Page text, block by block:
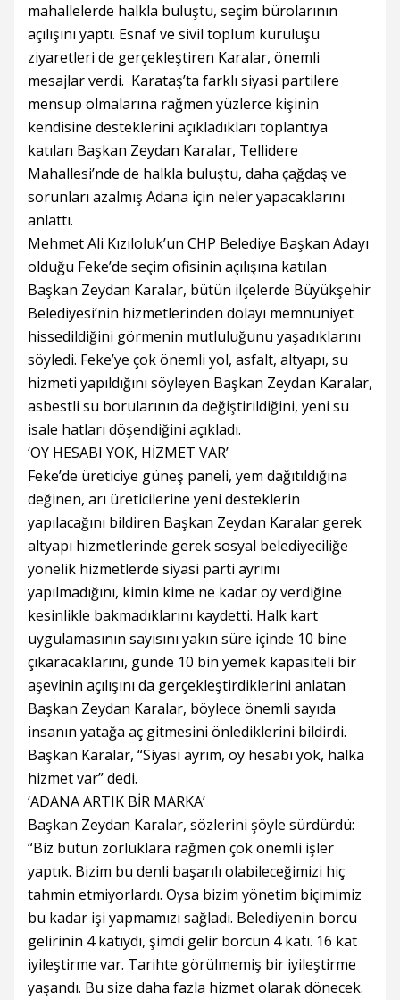
mahallelerde halkla buluştu, seçim bürolarının
açılışını yaptı. Esnaf ve sivil toplum kuruluşu
ziyaretleri de gerçekleştiren Karalar, önemli
mesajlar verdi. Karataş’ta farklı siyasi partilere
mensup olmalarına rağmen yüzlerce kişinin
kendisine desteklerini açıkladıkları toplantıya
katılan Başkan Zeydan Karalar, Tellidere
Mahallesi’nde de halkla buluştu, daha çağdaş ve
sorunları azalmış Adana için neler yapacaklarını
anlattı.
Mehmet Ali Kızıloluk’un CHP Belediye Başkan Adayı
olduğu Feke’de seçim ofisinin açılışına katılan
Başkan Zeydan Karalar, bütün ilçelerde Büyükşehir
Belediyesi’nin hizmetlerinden dolayı memnuniyet
hissedildiğini görmenin mutluluğunu yaşadıklarını
söyledi. Feke’ye çok önemli yol, asfalt, altyapı, su
hizmeti yapıldığını söyleyen Başkan Zeydan Karalar,
asbestli su borularının da değiştirildiğini, yeni su
isale hatları döşendiğini açıkladı.
‘OY HESABI YOK, HİZMET VAR’
Feke’de üreticiye güneş paneli, yem dağıtıldığına
değinen, arı üreticilerine yeni desteklerin
yapılacağını bildiren Başkan Zeydan Karalar gerek
altyapı hizmetlerinde gerek sosyal belediyeciliğe
yönelik hizmetlerde siyasi parti ayrımı
yapılmadığını, kimin kime ne kadar oy verdiğine
kesinlikle bakmadıklarını kaydetti. Halk kart
uygulamasının sayısını yakın süre içinde 10 bine
çıkaracaklarını, günde 10 bin yemek kapasiteli bir
aşevinin açılışını da gerçekleştirdiklerini anlatan
Başkan Zeydan Karalar, böylece önemli sayıda
insanın yatağa aç gitmesini önlediklerini bildirdi.
Başkan Karalar, “Siyasi ayrım, oy hesabı yok, halka
hizmet var” dedi.
‘ADANA ARTIK BİR MARKA’
Başkan Zeydan Karalar, sözlerini şöyle sürdürdü:
“Biz bütün zorluklara rağmen çok önemli işler
yaptık. Bizim bu denli başarılı olabileceğimizi hiç
tahmin etmiyorlardı. Oysa bizim yönetim biçimimiz
bu kadar işi yapmamızı sağladı. Belediyenin borcu
gelirinin 4 katıydı, şimdi gelir borcun 4 katı. 16 kat
iyileştirme var. Tarihte görülmemiş bir iyileştirme
yaşandı. Bu size daha fazla hizmet olarak dönecek.